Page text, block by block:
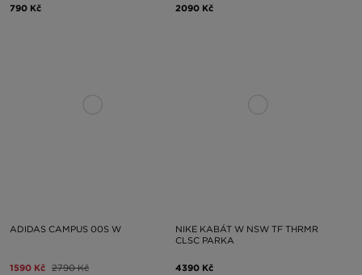
790 Kč 2090 Kč
ADIDAS CAMPUS 00S W
1590 Kč 2790 Kč
NIKE KABÁT W NSW TF THRMR
CLSC PARKA
4390 Kč